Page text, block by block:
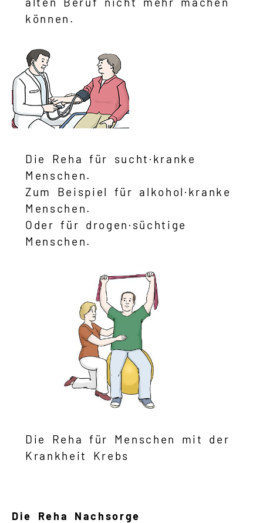
können.
Die Reha für sucht·kranke
Menschen.
Zum Beispiel für alkohol·kranke
Menschen.
Oder für drogen·süchtige
Menschen.
Die Reha für Menschen mit der
Krankheit Krebs
Die Reha Nachsorge